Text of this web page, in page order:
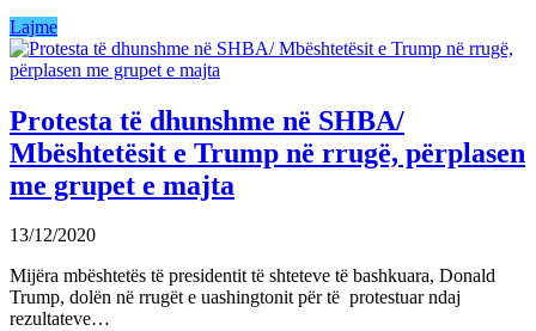
Lajme
Protesta të dhunshme në SHBA/
Mbështetësit e Trump në rrugë, përplasen
me grupet e majta
13/12/2020
Mijëra mbështetës të presidentit të shteteve të bashkuara, Donald
Trump, dolën në rrugët e uashingtonit për të protestuar ndaj
rezultateve…